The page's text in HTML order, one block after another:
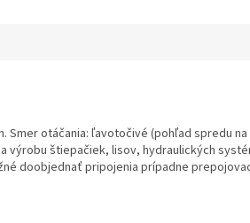
Smer otáčania: ľavotočivé (pohľad spredu na
výrobu štiepačiek, lisov, hydraulických
doobjednať pripojenia prípadne